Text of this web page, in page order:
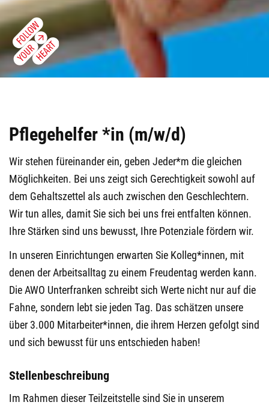
Pflegehelfer *in (m/w/d)
Wir stehen füreinander ein, geben Jeder*m die gleichen
Möglichkeiten. Bei uns zeigt sich Gerechtigkeit sowohl auf
dem Gehaltszettel als auch zwischen den Geschlechtern.
Wir tun alles, damit Sie sich bei uns frei entfalten können.
Ihre Stärken sind uns bewusst, Ihre Potenziale fördern wir.
In unseren Einrichtungen erwarten Sie Kolleg*innen, mit
denen der Arbeitsalltag zu einem Freudentag werden kann.
Die AWO Unterfranken schreibt sich Werte nicht nur auf die
Fahne, sondern lebt sie jeden Tag. Das schätzen unsere
über 3.000 Mitarbeiter*innen, die ihrem Herzen gefolgt sind
und sich bewusst für uns entschieden haben!
Stellenbeschreibung
Im Rahmen dieser Teilzeitstelle sind Sie in unserem